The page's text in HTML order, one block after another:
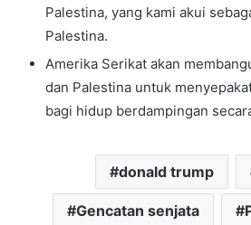
Palestina, yang kami akui
Palestina.
Amerika Serikat akan
dan Palestina untuk
bagi hidup berdampingan
donald trump
Gencatan senjata